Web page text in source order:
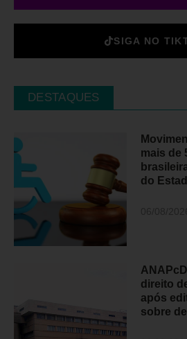
SIGA NO
DESTAQUES
mais de
do
direito
após
sobre